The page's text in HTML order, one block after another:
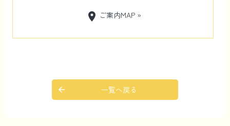
location_on ご案内MAP »
一覧へ戻る